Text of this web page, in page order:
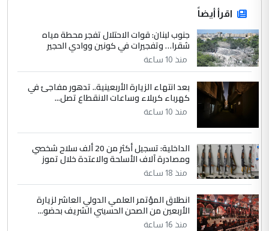
اقرأ أيضاً
جنوب لبنان: قوات الاحتلال تفجر محطة مياه
شقرا… وتفجيرات في كونين ووادي الحجير
منذ 10 ساعة
بعد انتهاء الزيارة الأربعينية.. تدهور مفاجئ في
كهرباء كربلاء وساعات الانقطاع تصل...
منذ 10 ساعة
الداخلية: تسجيل أكثر من 20 ألف سلاح شخصي
ومصادرة آلاف الأسلحة والاعتدة خلال تموز
منذ 18 ساعة
انطلاق المؤتمر العلمي الدولي العاشر لزيارة
الأربعين من الصحن الحسيني الشريف بحضو...
منذ 16 ساعة